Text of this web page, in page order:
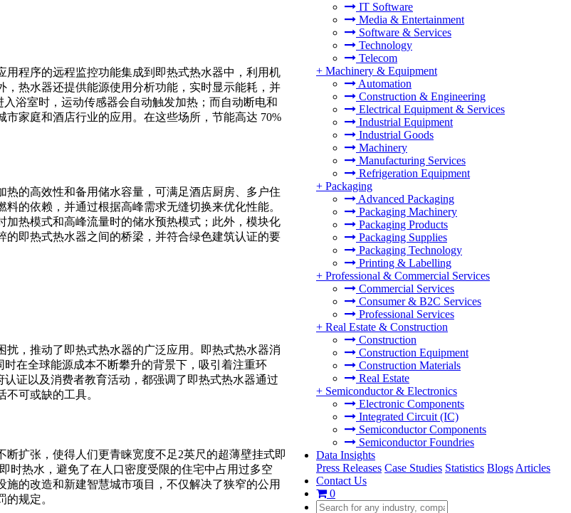
IT Software
Media & Entertainment
Software & Services
Technology
Telecom
+ Machinery & Equipment
Automation
Construction & Engineering
Electrical Equipment & Services
Industrial Equipment
Industrial Goods
Machinery
Manufacturing Services
Refrigeration Equipment
+ Packaging
Advanced Packaging
Packaging Machinery
Packaging Products
Packaging Supplies
Packaging Technology
Printing & Labelling
+ Professional & Commercial Services
Commercial Services
Consumer & B2C Services
Professional Services
+ Real Estate & Construction
Construction
Construction Equipment
Construction Materials
Real Estate
+ Semiconductor & Electronics
Electronic Components
Integrated Circuit (IC)
Semiconductor Components
Semiconductor Foundries
Data Insights
Press Releases Case Studies Statistics Blogs Articles
Contact Us
0
用程序的远程监控功能集成到即热式热水器中，利用机
热水器还提供能源使用分析功能，实时显示能耗，并
浴室时，运动传感器会自动触发加热；而自动断电和
家庭和酒店行业的应用。在这些场所，节能高达 70%
的高效性和备用储水容量，可满足酒店厨房、多户住
的依赖，并通过根据高峰需求无缝切换来优化性能。
热模式和高峰流量时的储水预热模式；此外，模块化
即热式热水器之间的桥梁，并符合绿色建筑认证的要
，推动了即热式热水器的广泛应用。即热式热水器消
在全球能源成本不断攀升的背景下，吸引着注重环
证以及消费者教育活动，都强调了即热式热水器通过
可或缺的工具。
扩张，使得人们更青睐宽度不足2英尺的超薄壁挂式即
时热水，避免了在人口密度受限的住宅中占用过多空
的改造和新建智慧城市项目，不仅解决了狭窄的公用
规定。